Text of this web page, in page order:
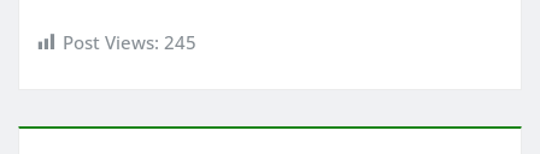
Post Views: 245